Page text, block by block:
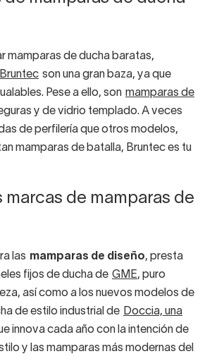
mamparas de ducha baratas,
son una gran baza, ya que
Pese a ello, son mamparas de
y de vidrio templado. A veces
de perfilería que otros modelos,
mamparas de batalla, Bruntec es tu
marcas de mamparas de
las mamparas de diseño, presta
fijos de ducha de GME, puro
así como a los nuevos modelos de
de estilo industrial de Doccia, una
innova cada año con la intención de
y las mamparas más modernas del